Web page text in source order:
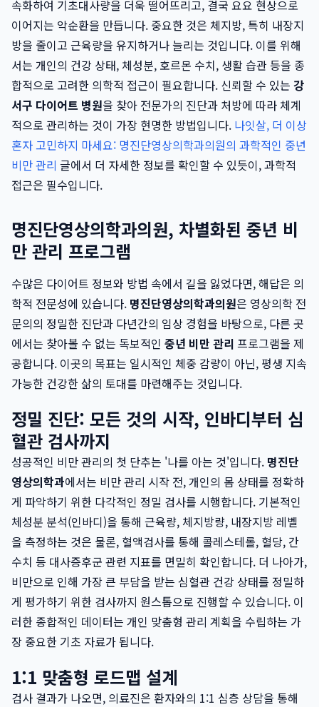
속화하여 기초대사량을 더욱 떨어뜨리고, 결국 요요 현상으로
이어지는 악순환을 만듭니다. 중요한 것은 체지방, 특히 내장지
방을 줄이고 근육량을 유지하거나 늘리는 것입니다. 이를 위해
서는 개인의 건강 상태, 체성분, 호르몬 수치, 생활 습관 등을 종
합적으로 고려한 의학적 접근이 필요합니다. 신뢰할 수 있는 강
서구 다이어트 병원을 찾아 전문가의 진단과 처방에 따라 체계
적으로 관리하는 것이 가장 현명한 방법입니다. 나잇살, 더 이상
혼자 고민하지 마세요: 명진단영상의학과의원의 과학적인 중년
비만 관리 글에서 더 자세한 정보를 확인할 수 있듯이, 과학적
접근은 필수입니다.
명진단영상의학과의원, 차별화된 중년 비
만 관리 프로그램
수많은 다이어트 정보와 방법 속에서 길을 잃었다면, 해답은 의
학적 전문성에 있습니다. 명진단영상의학과의원은 영상의학 전
문의의 정밀한 진단과 다년간의 임상 경험을 바탕으로, 다른 곳
에서는 찾아볼 수 없는 독보적인 중년 비만 관리 프로그램을 제
공합니다. 이곳의 목표는 일시적인 체중 감량이 아닌, 평생 지속
가능한 건강한 삶의 토대를 마련해주는 것입니다.
정밀 진단: 모든 것의 시작, 인바디부터 심
혈관 검사까지
성공적인 비만 관리의 첫 단추는 '나를 아는 것'입니다. 명진단
영상의학과에서는 비만 관리 시작 전, 개인의 몸 상태를 정확하
게 파악하기 위한 다각적인 정밀 검사를 시행합니다. 기본적인
체성분 분석(인바디)을 통해 근육량, 체지방량, 내장지방 레벨
을 측정하는 것은 물론, 혈액검사를 통해 콜레스테롤, 혈당, 간
수치 등 대사증후군 관련 지표를 면밀히 확인합니다. 더 나아가,
비만으로 인해 가장 큰 부담을 받는 심혈관 건강 상태를 정밀하
게 평가하기 위한 검사까지 원스톱으로 진행할 수 있습니다. 이
러한 종합적인 데이터는 개인 맞춤형 관리 계획을 수립하는 가
장 중요한 기초 자료가 됩니다.
1:1 맞춤형 로드맵 설계
검사 결과가 나오면, 의료진은 환자와의 1:1 심층 상담을 통해